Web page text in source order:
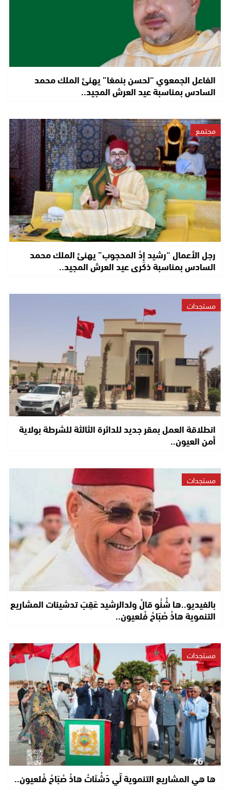
الفاعل الجمعوي “لحسن بنمغا” يهنئ الملك محمد
السادس بمناسبة عيد العرش المجيد..
مجتمع
رجل الأعمال “رشيد إِدْ المحجوب” يهنئ الملك محمد
السادس بمناسبة ذكرى عيد العرش المجيد..
مستجدات
انطلاقة العمل بمقر جديد للدائرة الثالثة للشرطة بولاية
أمن العيون..
مستجدات
بالفيديو..ها شْنُو قالْ ولدالرشيد عَقِبَ تدشينات المشاريع
التنموية هاذْ صْبَاحْ فْلعيون..
مستجدات
ها هي المشاريع التنموية لِّي دّشْنَاتْ هاذْ صْبَاحْ فْلعيون..